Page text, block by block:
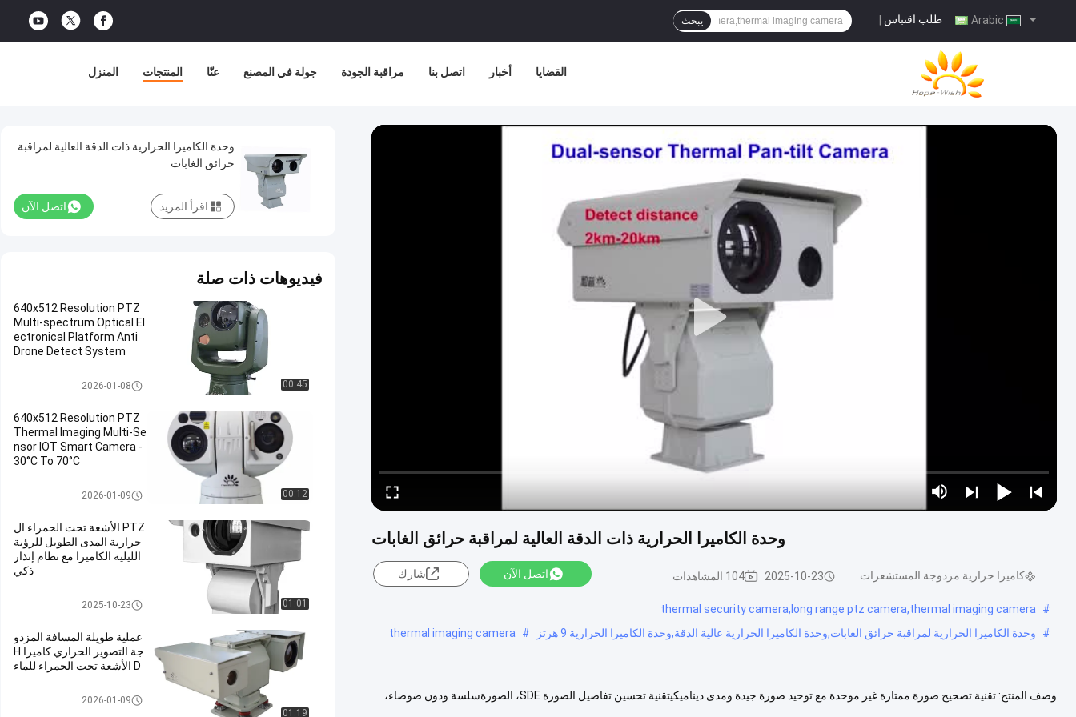
طلب اقتباس يبحث
المنزل المنتجات عنّا جولة في المصنع مراقبة الجودة اتصل بنا أخبار القضايا
وحدة الكاميرا الحرارية ذات الدقة العالية لمراقبة حرائق الغابات
كاميرا حرارية مزدوجة المستشعرات 2025-10-23 104 المشاهدات اتصل الآن شارك
#
thermal security camera,long range ptz camera,thermal imaging camera
#
وحدة الكاميرا الحرارية لمراقبة حرائق الغابات,وحدة الكاميرا الحرارية عالية الدقة,وحدة الكاميرا الحرارية 9 هرتز #
thermal imaging camera
وصف المنتج: تقنية تصحيح صورة ممتازة غير موحدة مع توحيد صورة جيدة ومدى ديناميكيتقنية تحسين تفاصيل الصورة SDE، الصورةسلسة ودون ضوضاء،
وحدة الكاميرا الحرارية ذات الدقة العالية لمراقبة
حرائق الغابات
اتصل الآن اقرأ المزيد
فيديوهات ذات صلة
00:45
640x512 Resolution PTZ
Multi-spectrum Optical El
ectronical Platform Anti
Drone Detect System
نظام مضاد للطائرات بدون طيار
2026-01-08
00:12
640x512 Resolution PTZ
Thermal Imaging Multi-Se
nsor IOT Smart Camera -
30°C To 70°C
كاميرا التصوير الحراري PTZ
2026-01-09
01:01
PTZ الأشعة تحت الحمراء ال
حرارية المدى الطويل للرؤية
الليلية الكاميرا مع نظام إنذار
ذكي
كاميرا للرؤية الليلية طويلة المدى
2025-10-23
01:19
عملية طويلة المسافة المزدو
جة التصوير الحراري كاميرا H
D الأشعة تحت الحمراء للماء
كاميرا حرارية مزدوجة المستشعرا
2026-01-09